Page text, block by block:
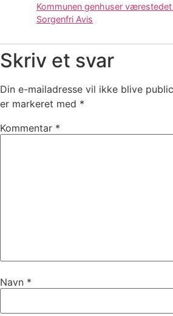
Kommunen genhuser
Sorgenfri Avis
Skriv et svar
Din e-mailadresse vil ikke blive
er markeret med *
Kommentar *
Navn *